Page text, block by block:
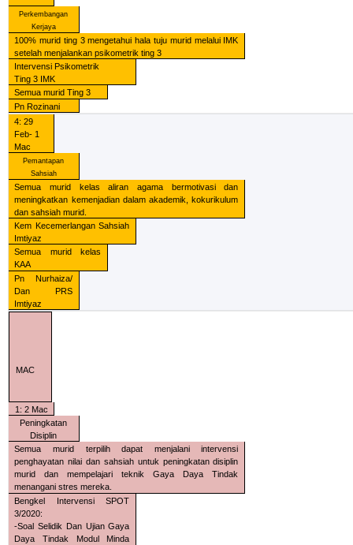
Perkembangan
Kerjaya
100% murid ting 3 mengetahui hala tuju murid melalui IMK
setelah menjalankan psikometrik ting 3
Intervensi Psikometrik
Ting 3 IMK
Semua murid Ting 3
Pn Rozinani
4: 29
Feb- 1
Mac
Pemantapan
Sahsiah
Semua murid kelas aliran agama bermotivasi dan
meningkatkan kemenjadian dalam akademik, kokurikulum
dan sahsiah murid.
Kem Kecemerlangan Sahsiah
Imtiyaz
Semua murid kelas
KAA
Pn Nurhaiza/
Dan PRS
Imtiyaz
MAC
1: 2 Mac
Peningkatan
Disiplin
Semua murid terpilih dapat menjalani intervensi
penghayatan nilai dan sahsiah untuk peningkatan disiplin
murid dan mempelajari teknik Gaya Daya Tindak
menangani stres mereka.
Bengkel Intervensi SPOT
3/2020:
-Soal Selidik Dan Ujian Gaya
Daya Tindak Modul Minda